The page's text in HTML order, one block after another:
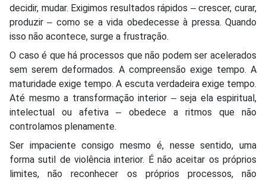
decidir, mudar. Exigimos resultados rápidos ‒ crescer, curar,
produzir ‒ como se a vida obedecesse à pressa. Quando
isso não acontece, surge a frustração.
O caso é que há processos que não podem ser acelerados
sem serem deformados. A compreensão exige tempo. A
maturidade exige tempo. A escuta verdadeira exige tempo.
Até mesmo a transformação interior ‒ seja ela espiritual,
intelectual ou afetiva ‒ obedece a ritmos que não
controlamos plenamente.
Ser impaciente consigo mesmo é, nesse sentido, uma
forma sutil de violência interior. É não aceitar os próprios
limites, não reconhecer os próprios processos, não